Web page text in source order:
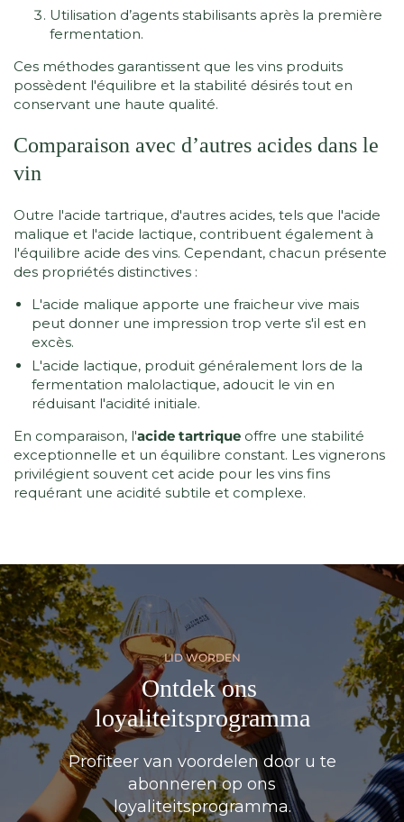
Utilisation d’agents stabilisants après la première
fermentation.
Ces méthodes garantissent que les vins produits
possèdent l'équilibre et la stabilité désirés tout en
conservant une haute qualité.
Comparaison avec d’autres acides dans le
vin
Outre l'acide tartrique, d'autres acides, tels que l'acide
malique et l'acide lactique, contribuent également à
l'équilibre acide des vins. Cependant, chacun présente
des propriétés distinctives :
L'acide malique apporte une fraicheur vive mais
peut donner une impression trop verte s'il est en
excès.
L'acide lactique, produit généralement lors de la
fermentation malolactique, adoucit le vin en
réduisant l'acidité initiale.
En comparaison, l'acide tartrique offre une stabilité
exceptionnelle et un équilibre constant. Les vignerons
privilégient souvent cet acide pour les vins fins
requérant une acidité subtile et complexe.
LID WORDEN
Ontdek ons ​​
loyaliteitsprogramma
Profiteer van voordelen door u te
abonneren op ons
loyaliteitsprogramma.